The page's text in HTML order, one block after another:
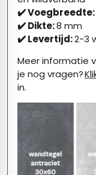
✔️ Voegbreedte:
✔️ Dikte:8 mm
✔️ Levertijd:2-3
Meer informatie
je nog vragen?
in.